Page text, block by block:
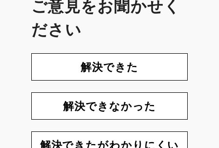
ご意見をお聞かせく
ださい
解決できた
解決できなかった
解決できたがわかりにくい